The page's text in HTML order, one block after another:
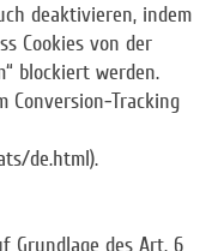
deaktivieren, indem
Cookies von der
blockiert werden.
Conversion-Tracking
de.html).
Grundlage des Art. 6